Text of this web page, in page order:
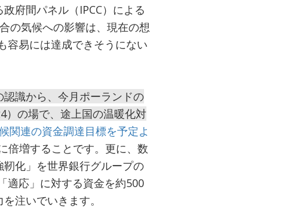
府間パネル（IPCC）による
の気候への影響は、現在の想
容易には達成できそうにない
識から、今月ポーランドの
）の場で、途上国の温暖化対
関連の資金調達目標を予定よ
倍増することです。更に、数
化」を世界銀行グループの
適応」に対する資金を約500
注いでいきます。